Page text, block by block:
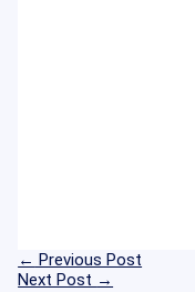
← Previous Post
Next Post →